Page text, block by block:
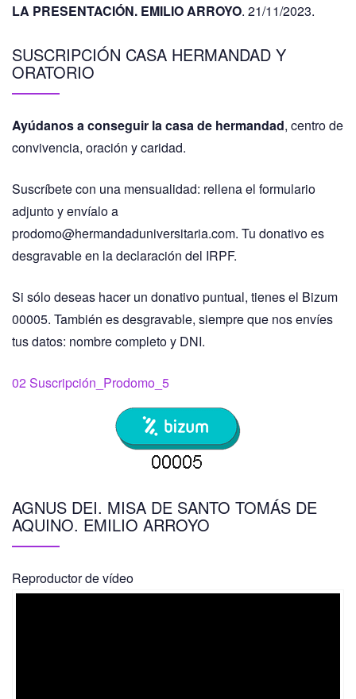
LA PRESENTACIÓN. EMILIO ARROYO. 21/11/2023.
SUSCRIPCIÓN CASA HERMANDAD Y
ORATORIO
Ayúdanos a conseguir la casa de hermandad, centro de
convivencia, oración y caridad.
Suscríbete con una mensualidad: rellena el formulario
adjunto y envíalo a
prodomo@hermandaduniversitaria.com. Tu donativo es
desgravable en la declaración del IRPF.
Si sólo deseas hacer un donativo puntual, tienes el Bizum
00005. También es desgravable, siempre que nos envíes
tus datos: nombre completo y DNI.
02 Suscripción_Prodomo_5
AGNUS DEI. MISA DE SANTO TOMÁS DE
AQUINO. EMILIO ARROYO
Reproductor de vídeo